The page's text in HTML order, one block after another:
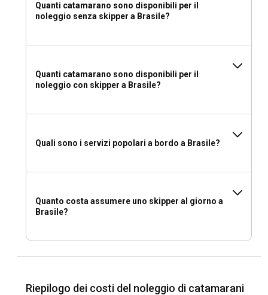
Competenza (ICC) o un equivalente nazionale sono
generalmente accettati.
Considerando il clima tropicale del Brasile, è essenziale
selvatica, guanti da vela e un paio di scarpe con suola rigida
per la navigazione sono anche utili.
Quanti catamarano sono disponibili per il
noleggio senza skipper a Brasile?
Quanti catamarano sono disponibili per il
noleggio con skipper a Brasile?
Quali sono i servizi popolari a bordo a Brasile?
Quanto costa assumere uno skipper al giorno a
Brasile?
Riepilogo dei costi del noleggio di catamarani